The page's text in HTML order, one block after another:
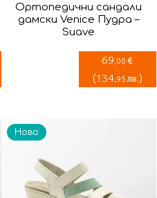
Ортопедични сандали
дамски Venice Пудра –
Suave
69 ,00 €
(134,95 лв.)
Ново